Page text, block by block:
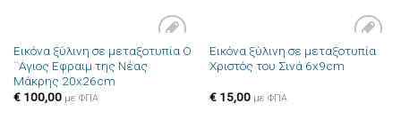
Πρόσθήκη
στην λίστα
Εικόνα ξύλινη σε μεταξοτυπία Ο
¨Αγιος Εφραιμ της Νέας
Μάκρης 20x26cm
€100,00 με ΦΠΑ
Πρόσθήκη
στην λίστα
Εικόνα ξύλινη σε μεταξοτυπία
Χριστός του Σινά 6x9cm
€15,00 με ΦΠΑ